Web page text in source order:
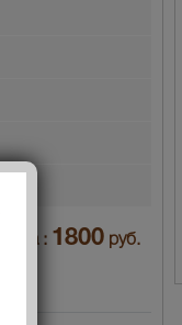
Цена : 1800 руб.